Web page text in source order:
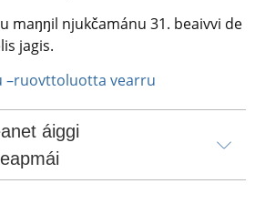
maŋŋil njukčamánu 31. beaivvi de
jagis.
–ruovttoluotta vearru
áiggi